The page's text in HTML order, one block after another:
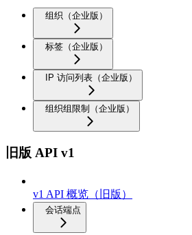
组织（企业版）
标签（企业版）
IP 访问列表（企业版）
组织组限制（企业版）
旧版 API v1
v1 API 概览（旧版）
会话端点